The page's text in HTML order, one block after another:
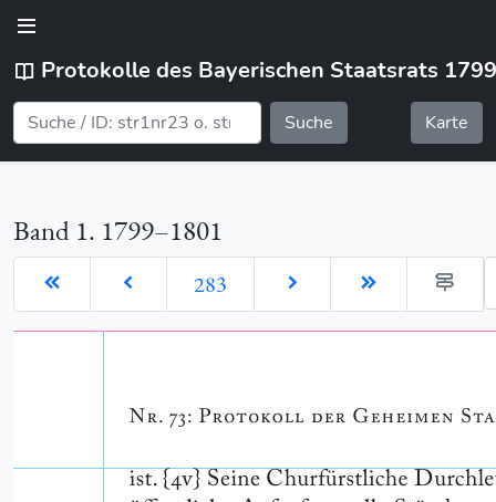
Protokolle des Bayerischen Staatsrats
Suche Karte
Band 1. 1799–1801
283